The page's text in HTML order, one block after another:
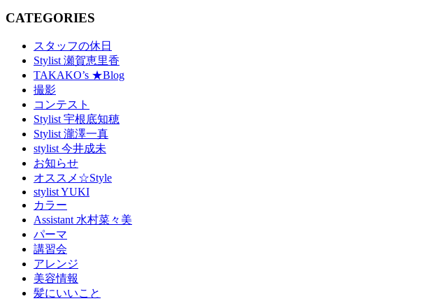
CATEGORIES
スタッフの休日
Stylist 瀬賀恵里香
TAKAKO’s ★Blog
撮影
コンテスト
Stylist 宇根底知穂
Stylist 瀧澤一真
stylist 今井成未
お知らせ
オススメ☆Style
stylist YUKI
カラー
Assistant 水村菜々美
パーマ
講習会
アレンジ
美容情報
髪にいいこと